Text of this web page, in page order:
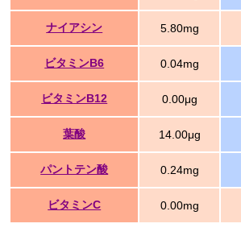
ナイアシン 5.80mg
ビタミンB6 0.04mg
ビタミンB12 0.00μg
葉酸 14.00μg
パントテン酸 0.24mg
ビタミンC 0.00mg